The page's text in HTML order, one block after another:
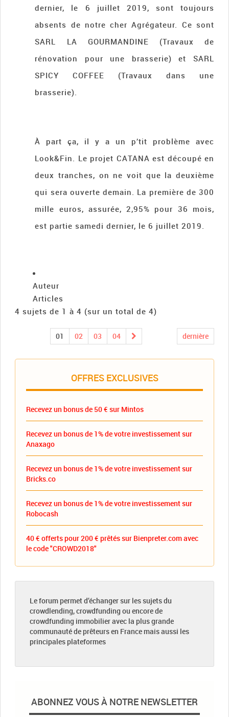
dernier, le 6 juillet 2019, sont toujours
absents de notre cher Agrégateur. Ce sont
SARL LA GOURMANDINE (Travaux de
rénovation pour une brasserie) et SARL
SPICY COFFEE (Travaux dans une
brasserie).
À part ça, il y a un p’tit problème avec
Look&Fin. Le projet CATANA est découpé en
deux tranches, on ne voit que la deuxième
qui sera ouverte demain. La première de 300
mille euros, assurée, 2,95% pour 36 mois,
est partie samedi dernier, le 6 juillet 2019.
Auteur
Articles
4 sujets de 1 à 4 (sur un total de 4)
01 02 03 04 dernière
OFFRES EXCLUSIVES
Recevez un bonus de 50 € sur Mintos
Recevez un bonus de 1% de votre investissement sur
Anaxago
Recevez un bonus de 1% de votre investissement sur
Bricks.co
Recevez un bonus de 1% de votre investissement sur
Robocash
40 € offerts pour 200 € prêtés sur Bienpreter.com avec
le code "CROWD2018"
Le forum permet d’échanger sur les sujets du
crowdlending, crowdfunding ou encore de
crowdfunding immobilier avec la plus grande
communauté de prêteurs en France mais aussi les
principales plateformes
ABONNEZ VOUS À NOTRE NEWSLETTER